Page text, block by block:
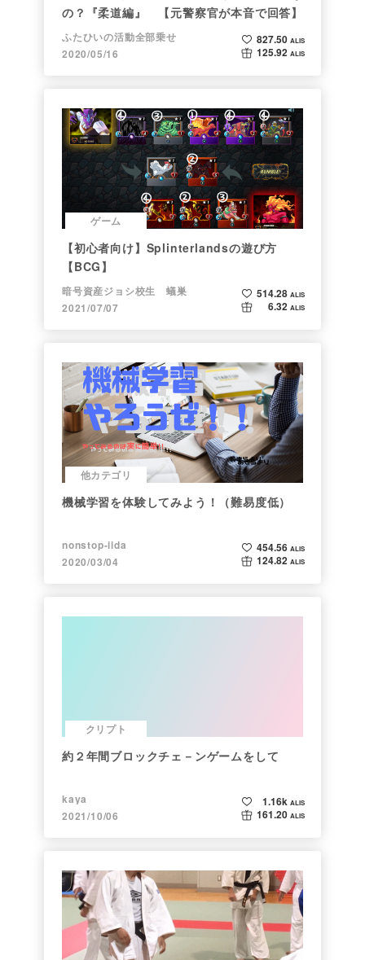
の？『柔道編』 【元警察官が本音で回答】
ふたひいの活動全部乗せ
2020/05/16
827.50 ALIS
125.92 ALIS
ゲーム
【初心者向け】Splinterlandsの遊び方
【BCG】
暗号資産ジョシ校生 蟻巣
2021/07/07
514.28 ALIS
6.32 ALIS
他カテゴリ
機械学習を体験してみよう！（難易度低）
nonstop-iida
2020/03/04
454.56 ALIS
124.82 ALIS
クリプト
約２年間ブロックチェ－ンゲームをして
kaya
2021/10/06
1.16k ALIS
161.20 ALIS